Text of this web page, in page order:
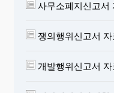
단체)
③대
자성
④폐지 년
월 일
사무소폐지신고서
쟁의행위신고서 자
개발행위신고서 자